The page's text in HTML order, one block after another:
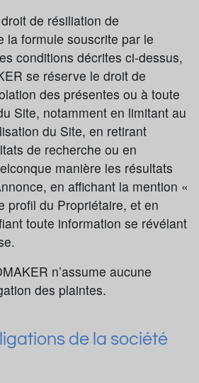
de résiliation de
la formule souscrite par le
conditions décrites ci-dessus,
se réserve le droit de
des présentes ou à toute
Site, notamment en limitant au
du Site, en retirant
de recherche ou en
manière les résultats
en affichant la mention «
profil du Propriétaire, et en
toute information se révélant
n’assume aucune
des plaintes.
de la société